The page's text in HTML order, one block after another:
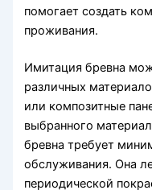
помогает создать
проживания.
Имитация бревна
различных
или композитные
выбранного
бревна требует
обслуживания. Она
периодической